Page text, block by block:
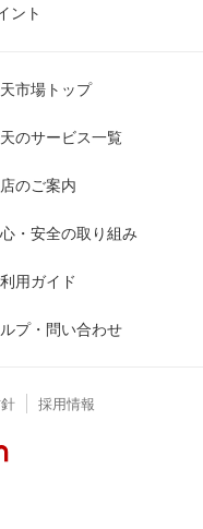
ント
市場トップ
のサービス一覧
のご案内
・安全の取り組み
用ガイド
プ・問い合わせ
採用情報